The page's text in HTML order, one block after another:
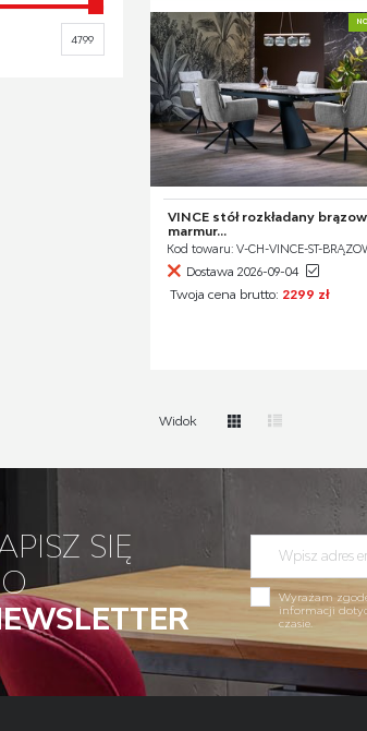
VINCE stół rozkładany
marmur...
Kod towaru: V-CH-VINCE-ST-
Dostawa 2026-09-04
Twoja cena brutto: 2299 zł
Widok
SIĘ
Wyrażam
informacji
czasie.